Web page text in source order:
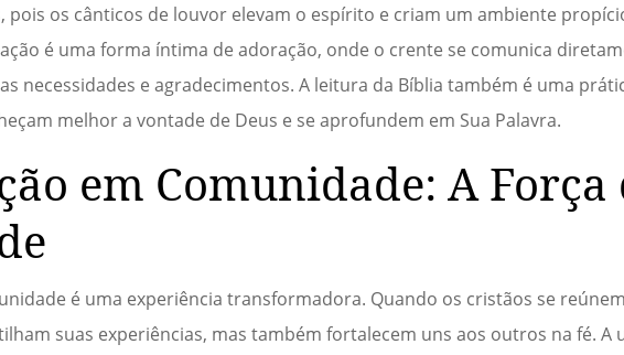
pois os cânticos de louvor elevam o espírito e criam um ambiente
é uma forma íntima de adoração, onde o crente se comunica
necessidades e agradecimentos. A leitura da Bíblia também é uma
melhor a vontade de Deus e se aprofundem em Sua Palavra.
em Comunidade: A Força
é uma experiência transformadora. Quando os cristãos se
suas experiências, mas também fortalecem uns aos outros na fé. A